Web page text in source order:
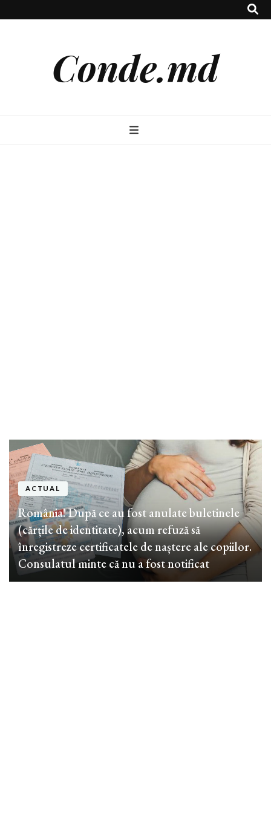
Conde.md
ACTUAL
România! După ce au fost anulate buletinele
(cărțile de identitate), acum refuză să
înregistreze certificatele de naștere ale copiilor.
Consulatul minte că nu a fost notificat